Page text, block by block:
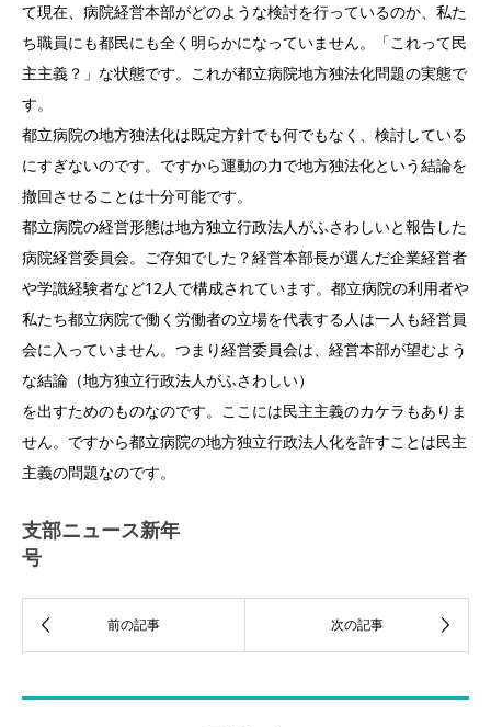
て現在、病院経営本部がどのような検討を行っているのか、私た
ち職員にも都民にも全く明らかになっていません。「これって民
主主義？」な状態です。これが都立病院地方独法化問題の実態で
す。
都立病院の地方独法化は既定方針でも何でもなく、検討している
にすぎないのです。ですから運動の力で地方独法化という結論を
撤回させることは十分可能です。
都立病院の経営形態は地方独立行政法人がふさわしいと報告した
病院経営委員会。ご存知でした？経営本部長が選んだ企業経営者
や学識経験者など12人で構成されています。都立病院の利用者や
私たち都立病院で働く労働者の立場を代表する人は一人も経営員
会に入っていません。つまり経営委員会は、経営本部が望むよう
な結論（地方独立行政法人がふさわしい）
を出すためのものなのです。ここには民主主義のカケラもありま
せん。ですから都立病院の地方独立行政法人化を許すことは民主
主義の問題なのです。
支部ニュース新年
号